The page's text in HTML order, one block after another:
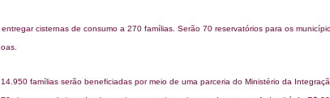
cisternas de consumo a 270 famílias. Serão 70 reservatórios para os
famílias serão beneficiadas por meio de uma parceria do Ministério da